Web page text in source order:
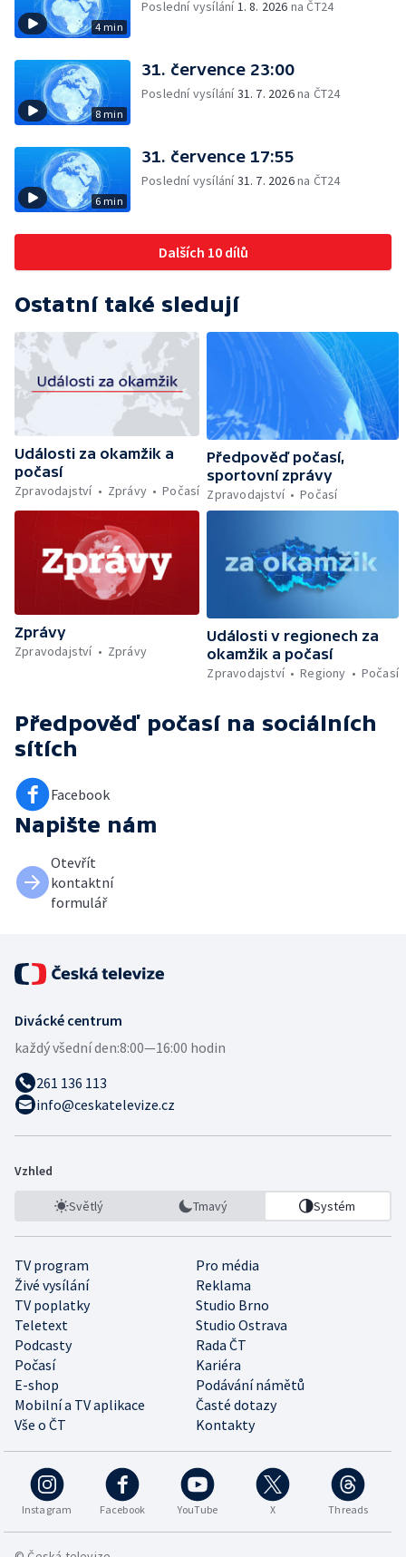
4 min
Poslední vysílání1. 8. 2026 na ČT24
8 min
31. července 23:00
Poslední vysílání31. 7. 2026na ČT24
6 min
31. července 17:55
Poslední vysílání31. 7. 2026na ČT24
Dalších 10 dílů
Ostatní také sledují
Události za okamžik a
počasí
Zpravodajství
Zprávy Počasí
Předpověď počasí,
sportovní zprávy
Zpravodajství
Počasí
Zprávy
Zpravodajství
Zprávy
Události v regionech za
okamžik a počasí
Zpravodajství
Regiony Počasí
Předpověď počasí na sociálních
sítích
Facebook
Napište nám
Otevřít
kontaktní
formulář
Divácké centrum
každý všední den:8:00—16:00 hodin
261 136 113
info@ceskatelevize.cz
Vzhled
Světlý Tmavý Systém
TV program
Pro média
Živé vysílání
Reklama
TV poplatky
Studio Brno
Teletext
Studio Ostrava
Podcasty
Rada ČT
Počasí
Kariéra
E-shop
Podávání námětů
Mobilní a TV aplikace
Časté dotazy
Vše o ČT
Kontakty
Instagram Facebook YouTube X Threads